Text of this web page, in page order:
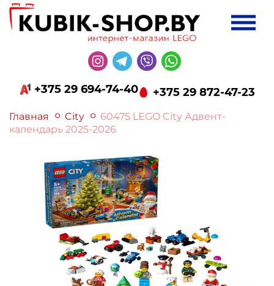
+375 29 694-74-40 +375 29 872-47-23
Главная City
60475 LEGO City Адвент-
календарь 2025-2026